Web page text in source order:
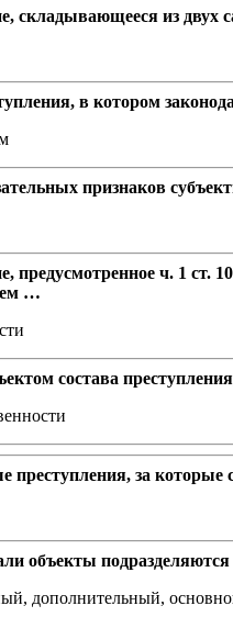
складывающееся из двух
в котором
признаков
предусмотренное ч. 1 ст.
…
состава
за которые
объекты подразделяются
дополнительный,